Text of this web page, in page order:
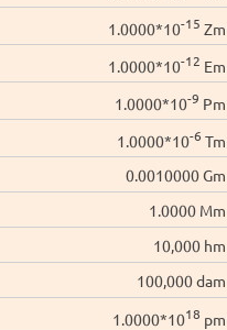
1.0000*10-15 Zm
1.0000*10-12 Em
1.0000*10-9 Pm
1.0000*10-6 Tm
0.0010000 Gm
1.0000 Mm
10,000 hm
100,000 dam
1.0000*1018 pm